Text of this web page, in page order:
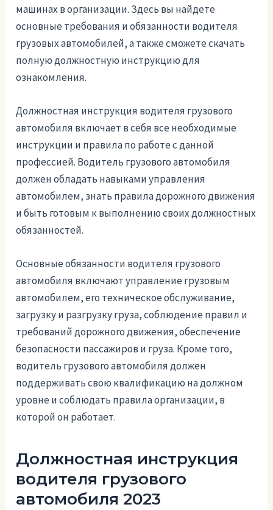
машинах в организации. Здесь вы найдете
основные требования и обязанности водителя
грузовых автомобилей, а также сможете скачать
полную должностную инструкцию для
ознакомления.
Должностная инструкция водителя грузового
автомобиля включает в себя все необходимые
инструкции и правила по работе с данной
профессией. Водитель грузового автомобиля
должен обладать навыками управления
автомобилем, знать правила дорожного движения
и быть готовым к выполнению своих должностных
обязанностей.
Основные обязанности водителя грузового
автомобиля включают управление грузовым
автомобилем, его техническое обслуживание,
загрузку и разгрузку груза, соблюдение правил и
требований дорожного движения, обеспечение
безопасности пассажиров и груза. Кроме того,
водитель грузового автомобиля должен
поддерживать свою квалификацию на должном
уровне и соблюдать правила организации, в
которой он работает.
Должностная инструкция
водителя грузового
автомобиля 2023